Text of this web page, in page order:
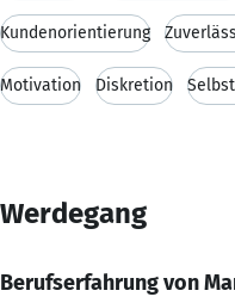
Kundenorientierung
Motivation Diskretion
Werdegang
Berufserfahrung von